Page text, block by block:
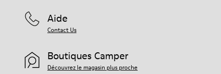
Aide
Contact Us
Boutiques Camper
Découvrez le magasin plus proche